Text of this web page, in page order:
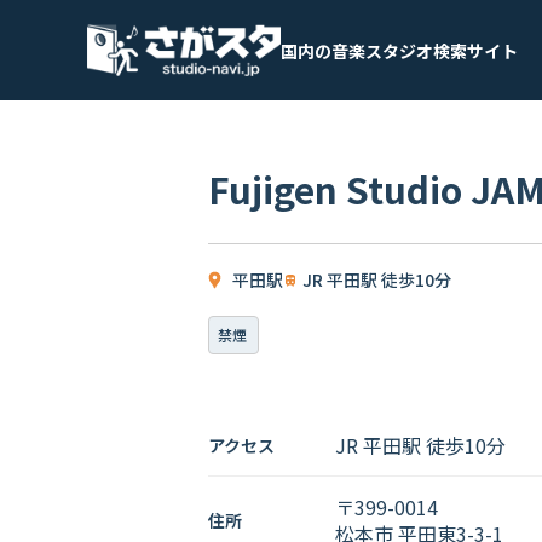
国内の音楽スタジオ検索サイト
Fujigen Studio
平田駅 JR 平田駅 徒歩10分
禁煙
アクセス JR 平田駅 徒歩10分
住所
〒399-0014
松本市 平田東3-3-1